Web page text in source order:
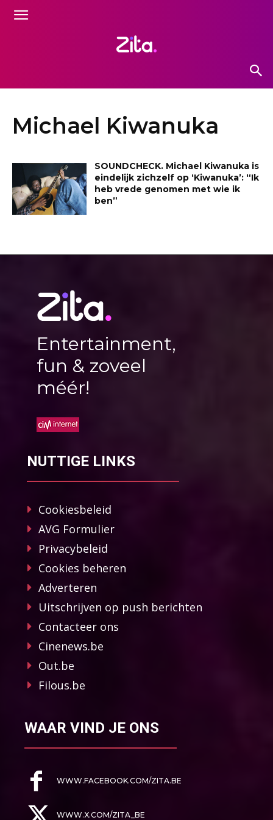
Michael Kiwanuka
SOUNDCHECK. Michael Kiwanuka is
eindelijk zichzelf op ‘Kiwanuka’: “Ik
heb vrede genomen met wie ik
ben”
Entertainment,
fun & zoveel
méér!
NUTTIGE LINKS
Cookiesbeleid
AVG Formulier
Privacybeleid
Cookies beheren
Adverteren
Uitschrijven op push berichten
Contacteer ons
Cinenews.be
Out.be
Filous.be
WAAR VIND JE ONS
WWW.FACEBOOK.COM/ZITA.BE
WWW.X.COM/ZITA_BE